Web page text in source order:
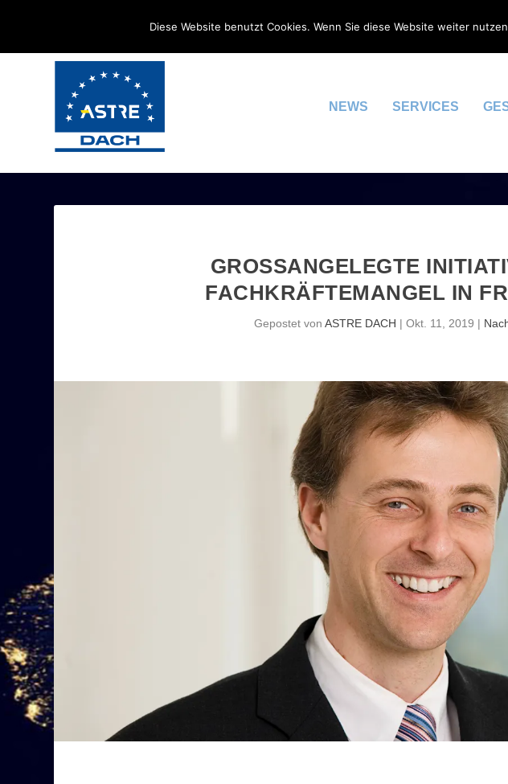
NEWS SERVICES
GROSSANGELEGTE
ACHKRÄFTEMANGEL IN
Gepostet von ASTRE DACH | Okt. 11, 2019 |
Diese Website benutzt Cookies. Wenn Sie diese Website weiter